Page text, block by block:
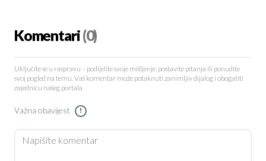
Komentari(0)
Uključite se u raspravu – podijelite svoje mišljenje, postavite pitanja ili ponudite
svoj pogled na temu. Vaš komentar može potaknuti zanimljiv dijalog i obogatiti
zajednicu našeg portala.
Važna obavijest !